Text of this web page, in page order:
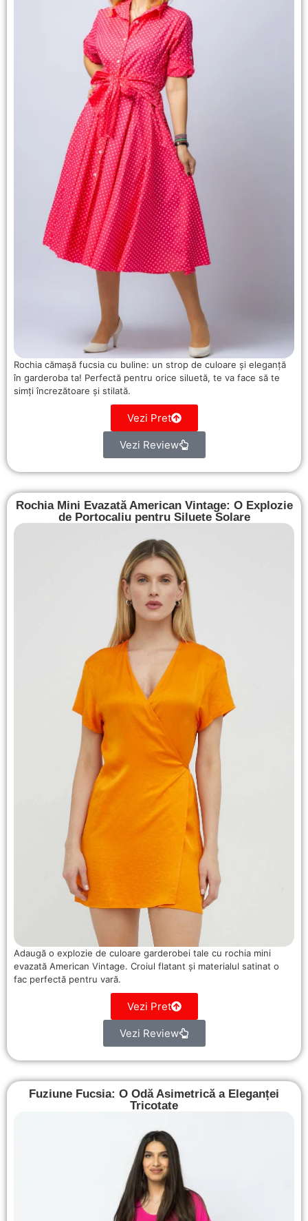
Rochia cămașă fucsia cu buline: un strop de culoare și eleganță
în garderoba ta! Perfectă pentru orice siluetă, te va face să te
simți încrezătoare și stilată.
Vezi Pret
Vezi Review
Rochia Mini Evazată American Vintage: O Explozie
de Portocaliu pentru Siluete Solare
Adaugă o explozie de culoare garderobei tale cu rochia mini
evazată American Vintage. Croiul flatant și materialul satinat o
fac perfectă pentru vară.
Vezi Pret
Vezi Review
Fuziune Fucsia: O Odă Asimetrică a Eleganței
Tricotate